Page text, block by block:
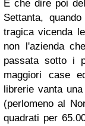
E che dire poi
Settanta,
tragica vicenda
non l'azienda
passata sotto i
maggiori case
librerie vanta
(perlomeno al
quadrati per